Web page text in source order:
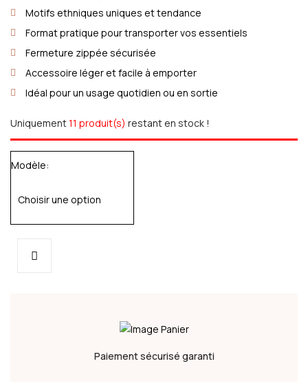
Motifs ethniques uniques et tendance
Format pratique pour transporter vos essentiels
Fermeture zippée sécurisée
Accessoire léger et facile à emporter
Idéal pour un usage quotidien ou en sortie
Uniquement11 produit(s) restant en stock !
Modèle
Paiement sécurisé garanti